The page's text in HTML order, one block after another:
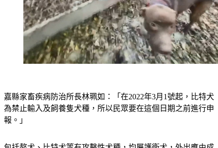
嘉縣家畜疾病防治所長林珮如：「在2022年3月1號起，比特犬
為禁止輸入及飼養隻犬種，所以民眾要在這個日期之前進行申